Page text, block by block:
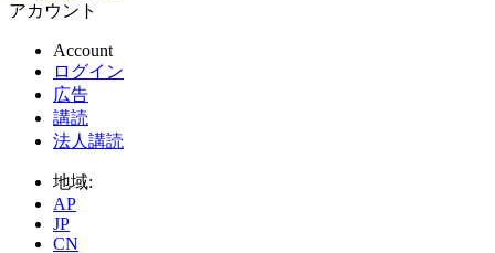
アカウント
Account
ログイン
広告
講読
法人講読
地域:
AP
JP
CN